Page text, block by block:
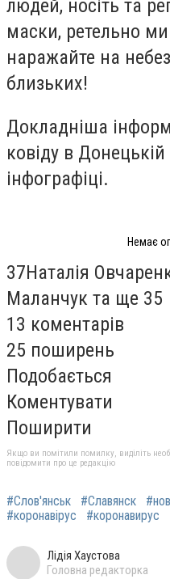
людей, носіть та
маски, ретельно
наражайте на
близьких!
Докладніша
ковіду в
інфографіці.
Немає
37Наталія
Маланчук та ще 35
13 коментарів
25 поширень
Подобається
Коментувати
Поширити
Якщо ви помітили помилку, виділіть
повідомити про це редакцію
#Слов'янськ #Славянск
#коронавірус
#коронавирус
Лідія Хаустова
Головна редакторка